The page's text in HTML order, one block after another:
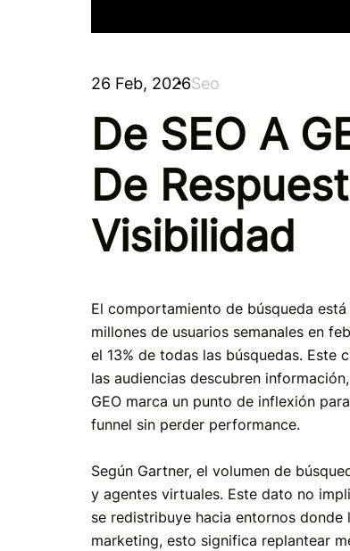
26 Feb, 2026Seo
De SEO A
De
Visibilidad
El comportamiento de búsqueda
millones de usuarios semanales en
el 13% de todas las búsquedas. Este
las audiencias descubren
GEO marca un punto de inflexión
funnel sin perder performance.
Según Gartner, el volumen de
y agentes virtuales. Este dato no
se redistribuye hacia entornos
marketing, esto significa replantear